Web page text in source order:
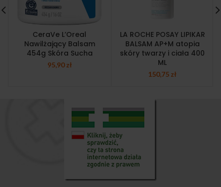
CeraVe L’Oreal
Nawilżający Balsam
454g Skóra Sucha
95,90zł
LA ROCHE POSAY LIPIKAR
BALSAM AP+M atopia
skóry twarzy i ciała 400
ML
150,75 zł